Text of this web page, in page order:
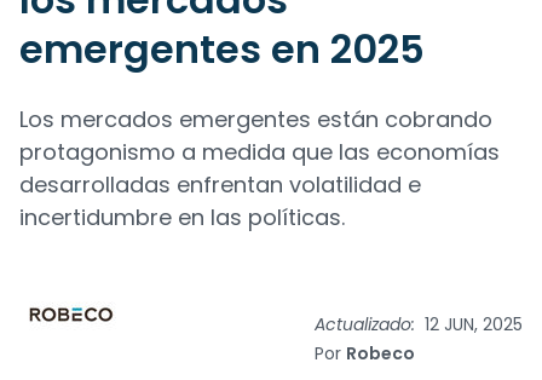
emergentes en 2025
Los mercados emergentes están cobrando
protagonismo a medida que las economías
desarrolladas enfrentan volatilidad e
incertidumbre en las políticas.
Actualizado: 12 JUN, 2025
Por Robeco